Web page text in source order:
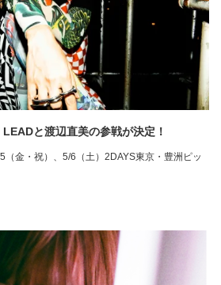
と渡辺直美の参戦が決定！
金・祝）、5/6（土）2DAYS東京・豊洲ピッ